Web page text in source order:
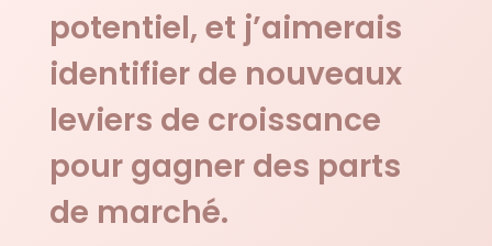
potentiel, et j’aimerais
identifier de nouveaux
leviers de croissance
pour gagner des parts
de marché.